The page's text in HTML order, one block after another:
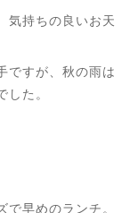
気持ちの良いお天
ですが、秋の雨は
した。
早めのランチ。